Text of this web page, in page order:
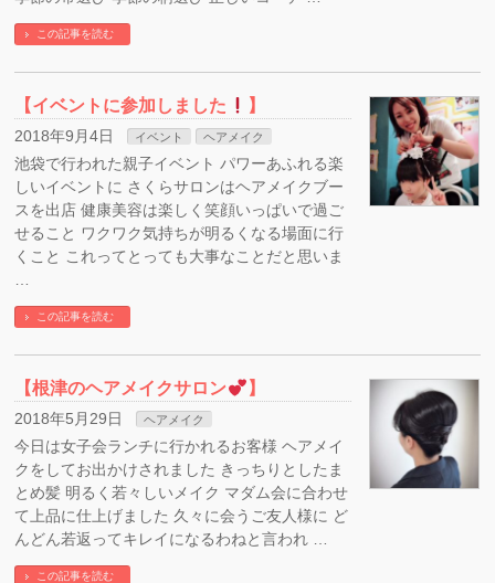
この記事を読む
【イベントに参加しました 】
2018年9月4日 イベント ヘアメイク
池袋で行われた親子イベント パワーあふれる楽
しいイベントに さくらサロンはヘアメイクブー
スを出店 健康美容は楽しく笑顔いっぱいで過ご
せること ワクワク気持ちが明るくなる場面に行
くこと これってとっても大事なことだと思いま
この記事を読む
【根津のヘアメイクサロン 】
2018年5月29日 ヘアメイク
今日は女子会ランチに行かれるお客様 ヘアメイ
クをしてお出かけされました きっちりとしたま
とめ髪 明るく若々しいメイク マダム会に合わせ
て上品に仕上げました 久々に会うご友人様に ど
んどん若返ってキレイになるわねと言われ …
この記事を読む